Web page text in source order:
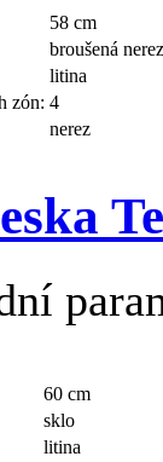
58 cm
broušená
litina
zón: 4
nerez
60 cm
sklo
litina